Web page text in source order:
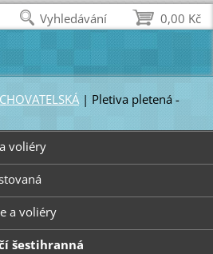
| Pletiva pletená -
voliéry
a voliéry
šestihranná
0,00 Kč
Vyhledávání